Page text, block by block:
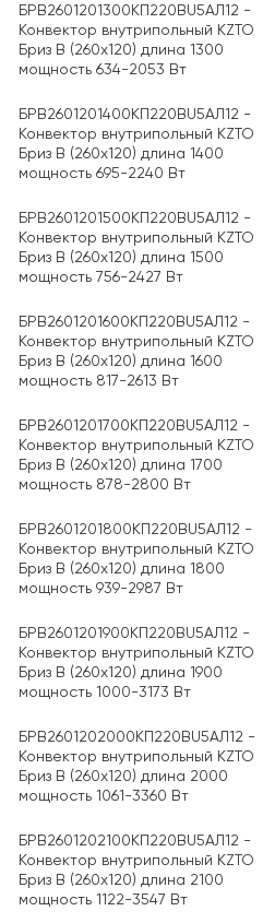
БРВ2601201300КП220ВU5АЛ12 -
Конвектор внутрипольный KZTO
Бриз B (260х120) длина 1300
мощность 634-2053 Вт
БРВ2601201400КП220ВU5АЛ12 -
Конвектор внутрипольный KZTO
Бриз B (260х120) длина 1400
мощность 695-2240 Вт
БРВ2601201500КП220ВU5АЛ12 -
Конвектор внутрипольный KZTO
Бриз B (260х120) длина 1500
мощность 756-2427 Вт
БРВ2601201600КП220ВU5АЛ12 -
Конвектор внутрипольный KZTO
Бриз B (260х120) длина 1600
мощность 817-2613 Вт
БРВ2601201700КП220ВU5АЛ12 -
Конвектор внутрипольный KZTO
Бриз B (260х120) длина 1700
мощность 878-2800 Вт
БРВ2601201800КП220ВU5АЛ12 -
Конвектор внутрипольный KZTO
Бриз B (260х120) длина 1800
мощность 939-2987 Вт
БРВ2601201900КП220ВU5АЛ12 -
Конвектор внутрипольный KZTO
Бриз B (260х120) длина 1900
мощность 1000-3173 Вт
БРВ2601202000КП220ВU5АЛ12 -
Конвектор внутрипольный KZTO
Бриз B (260х120) длина 2000
мощность 1061-3360 Вт
БРВ2601202100КП220ВU5АЛ12 -
Конвектор внутрипольный KZTO
Бриз B (260х120) длина 2100
мощность 1122-3547 Вт